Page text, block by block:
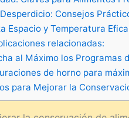
Consejos
Espacio y Temperatura
relacionadas:
al Máximo los Programas
de horno para
para Mejorar la